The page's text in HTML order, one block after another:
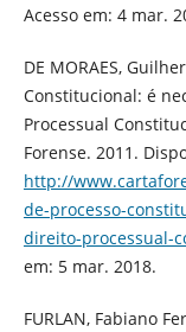
Acesso em: 4 mar.
DE MORAES,
Constitucional: é
Processual
Forense. 2011.
http://
de-processo-
direito-processual-
em: 5 mar. 2018.
FURLAN, Fabiano